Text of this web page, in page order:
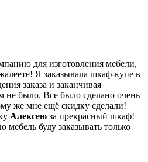
для изготовления мебели,
Я заказывала шкаф-купе в
заказа и заканчивая
не было. Все было сделано очень
же мне ещё скидку сделали!
Алексею за прекрасный шкаф!
мебель буду заказывать только